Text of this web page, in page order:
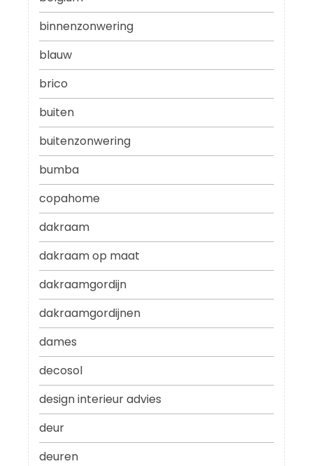
binnenzonwering
blauw
brico
buiten
buitenzonwering
bumba
copahome
dakraam
dakraam op maat
dakraamgordijn
dakraamgordijnen
dames
decosol
design interieur advies
deur
deuren